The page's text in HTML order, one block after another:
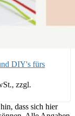
DIY's fürs
zzgl.
dass sich hier